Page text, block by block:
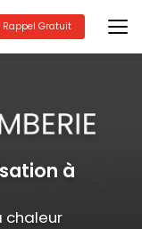
Rappel Gratuit
à
chaleur